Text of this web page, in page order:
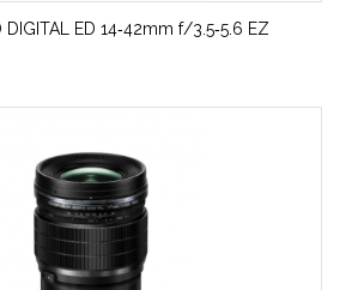
ED 14‑42mm f/3.5‑5.6 EZ